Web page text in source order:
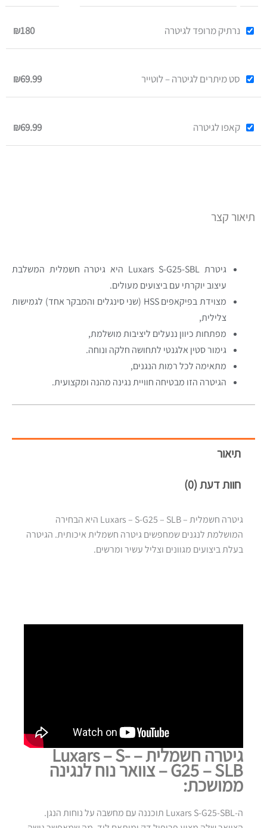
נרתיק מרופד לגיטרה ₪180
סט מיתרים לגיטרה – לוטייר ₪69.99
קאפו לגיטרה ₪69.99
תיאור קצר
גיטרת Luxars S-G25-SBL היא גיטרה חשמלית המשלבת
עיצוב יוקרתי עם ביצועים מעולים.
מצוידת בפיקאפים HSS (שני סינגלים והמבקר אחד) לגמישות
צלילית,
מפתחות כיוון ננעלים ליציבות מושלמת,
גימור סטין אלגנטי לתחושה חלקה ונוחה.
מתאימה לכל רמות הנגנים,
הגיטרה הזו מבטיחה חוויית נגינה מהנה ומקצועית.
תיאור
חוות דעת (0)
גיטרה חשמלית – Luxars – S-G25 – SLB היא הבחירה
המושלמת לנגנים שמחפשים גיטרה חשמלית איכותית. הגיטרה
בעלת ביצועים מגוונים וצליל עשיר ומרשים.
גיטרה חשמלית – Luxars – S-
G25 – SLB – צוואר נוח לנגינה
ממושכת:
ה-Luxars S-G25-SBL תוכננה עם מחשבה על נוחות הנגן.